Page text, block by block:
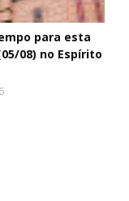
para esta
08) no Espírito